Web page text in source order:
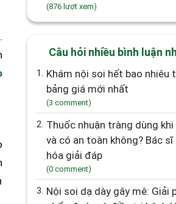
(876 lượt xem)
Câu hỏi nhiều bình luận
1. Khám nội soi hết bao nhiêu tiền?
bảng giá mới nhất
(3 comment)
2. Thuốc nhuận tràng dùng khi nào
và có an toàn không? Bác sĩ
hóa giải đáp
(0 comment)
3. Nội soi dạ dày gây mê: Giải pháp